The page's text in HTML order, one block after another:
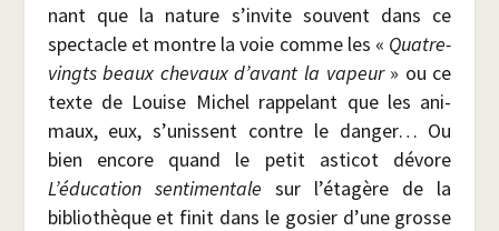
nant que la nature s’invite sou­vent dans ce
spec­tacle et montre la voie comme les « Quatre-
vingts beaux che­vaux d’avant la vapeur» ou ce
texte de Louise Michel rap­pe­lant que les ani­
maux, eux, s’unissent contre le dan­ger… Ou
bien encore quand le petit asti­cot dévore
L’éducation sen­ti­men­tale sur l’étagère de la
biblio­thèque et finit dans le gosier d’une grosse